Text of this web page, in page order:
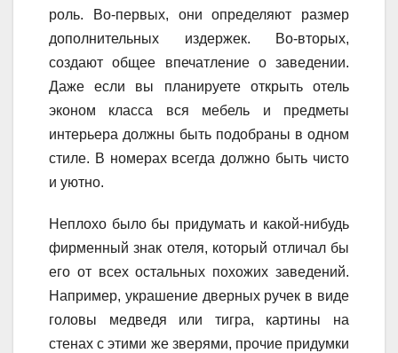
роль. Во-первых, они определяют размер
дополнительных издержек. Во-вторых,
создают общее впечатление о заведении.
Даже если вы планируете открыть отель
эконом класса вся мебель и предметы
интерьера должны быть подобраны в одном
стиле. В номерах всегда должно быть чисто
и уютно.
Неплохо было бы придумать и какой-нибудь
фирменный знак отеля, который отличал бы
его от всех остальных похожих заведений.
Например, украшение дверных ручек в виде
головы медведя или тигра, картины на
стенах с этими же зверями, прочие придумки